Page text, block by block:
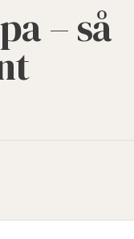
– så